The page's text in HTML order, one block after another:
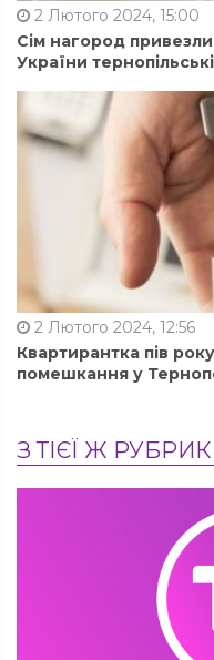
2 Лютого 2024, 15:00
Сім нагород
України
2 Лютого 2024, 12:56
Квартирантка пів
помешкання у
З ТІЄЇ Ж